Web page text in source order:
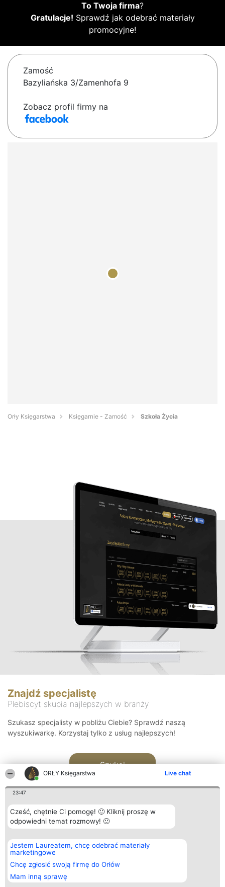
ORŁY Księgarstwa Live chat
23:47
Cześć, chętnie Ci pomogę! 🙂 Kliknij proszę w
odpowiedni temat rozmowy! 🙂
Jestem Laureatem, chcę odebrać materiały
marketingowe
Chcę zgłosić swoją firmę do Orłów
Mam inną sprawę
To Twoja firma?
Gratulacje! Sprawdź jak odebrać materiały
promocyjne!
Zamość
Bazyliańska 3/Zamenhofa 9
Zobacz profil firmy na
Orły Księgarstwa Księgarnie - Zamość Szkoła Życia
Znajdź specjalistę
Plebiscyt skupia najlepszych w branży
Szukasz specjalisty w pobliżu Ciebie? Sprawdź naszą
wyszukiwarkę. Korzystaj tylko z usług najlepszych!
Szukaj
Organizator plebiscytu
Bright Side Solutions sp. z o.
o. sp. k.
ul. Ruska 22
Wrocław 50-079
KRS 0000749100 | Regon
381313360 | NIP 8943132676
Plebiscyt
Laureaci
wszystkich
Laureatów
Regulamin
Kontakt
Kontakt